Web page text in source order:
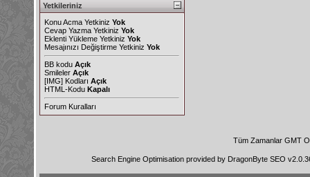
Yetkileriniz
Konu Acma Yetkiniz Yok
Cevap Yazma Yetkiniz Yok
Eklenti Yükleme Yetkiniz Yok
Mesajınızı Değiştirme Yetkiniz Yok
BB kodu Açık
Smileler Açık
[IMG] Kodları Açık
HTML-Kodu Kapalı
Forum Kuralları
Tüm Zamanlar GMT
Search Engine Optimisation provided by DragonByte SEO